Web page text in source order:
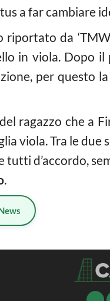
a far cambiare
riportato da
in viola. Dopo il
per questo
ragazzo che a
viola. Tra le due
d’accordo,
.